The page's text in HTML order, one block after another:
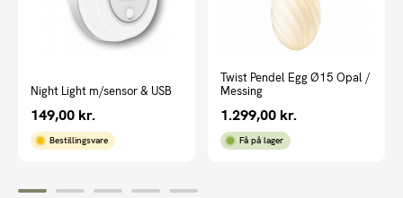
Night Light m/sensor & USB
149,00 kr.
Bestillingsvare
Twist Pendel Egg Ø15 Opal /
Messing
1.299,00 kr.
Få på lager